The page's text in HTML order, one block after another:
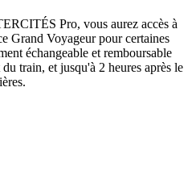
Pro, vous aurez accès à
Grand Voyageur pour certaines
échangeable et remboursable
train, et jusqu'à 2 heures après le